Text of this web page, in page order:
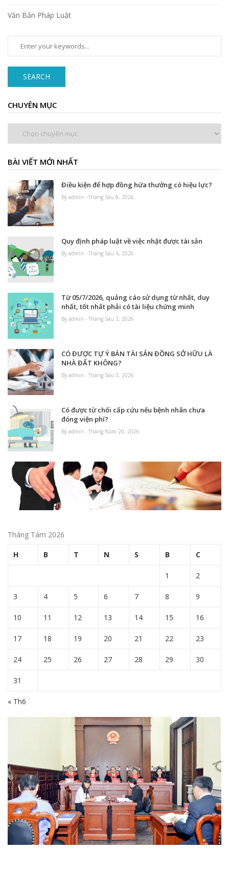
Văn Bản Pháp Luật
SEARCH
CHUYÊN MỤC
BÀI VIẾT MỚI NHẤT
Điều kiện để hợp đồng hứa thưởng có hiệu lực?
By admin - Tháng Sáu 8, 2026
Quy định pháp luật về việc nhặt được tài sản
By admin - Tháng Sáu 4, 2026
Từ 05/7/2026, quảng cáo sử dụng từ nhất, duy
nhất, tốt nhất phải có tài liệu chứng minh
By admin - Tháng Sáu 3, 2026
CÓ ĐƯỢC TỰ Ý BÁN TÀI SẢN ĐỒNG SỞ HỮU LÀ
NHÀ ĐẤT KHÔNG?
By admin - Tháng Sáu 3, 2026
Có được từ chối cấp cứu nếu bệnh nhân chưa
đóng viện phí?
By admin - Tháng Năm 20, 2026
Tháng Tám 2026
H B T N S B C
1 2
3 4 5 6 7 8 9
10 11 12 13 14 15 16
17 18 19 20 21 22 23
24 25 26 27 28 29 30
31
« Th6